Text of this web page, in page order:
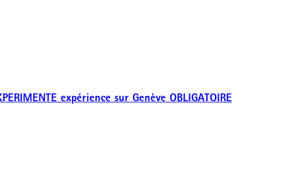
expérience sur Genève OBLIGATOIRE